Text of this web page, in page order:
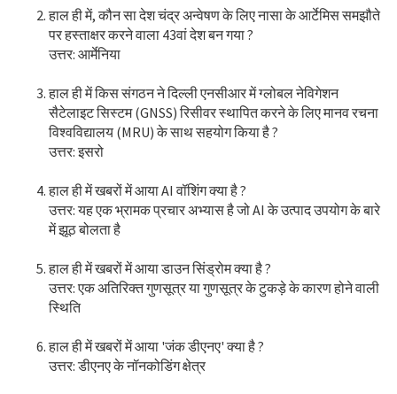
हाल ही में, कौन सा देश चंद्र अन्वेषण के लिए नासा के आर्टेमिस समझौते
पर हस्ताक्षर करने वाला 43वां देश बन गया ?
उत्तर: आर्मेनिया
हाल ही में किस संगठन ने दिल्ली एनसीआर में ग्लोबल नेविगेशन
सैटेलाइट सिस्टम (GNSS) रिसीवर स्थापित करने के लिए मानव रचना
विश्वविद्यालय (MRU) के साथ सहयोग किया है ?
उत्तर: इसरो
हाल ही में खबरों में आया AI वॉशिंग क्या है ?
उत्तर: यह एक भ्रामक प्रचार अभ्यास है जो AI के उत्पाद उपयोग के बारे
में झूठ बोलता है
हाल ही में खबरों में आया डाउन सिंड्रोम क्या है ?
उत्तर: एक अतिरिक्त गुणसूत्र या गुणसूत्र के टुकड़े के कारण होने वाली
स्थिति
हाल ही में खबरों में आया 'जंक डीएनए' क्या है ?
उत्तर: डीएनए के नॉनकोडिंग क्षेत्र